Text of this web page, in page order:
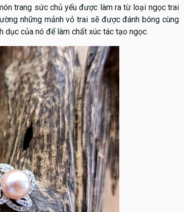
trang sức chủ yếu được làm ra từ loại ngọc trai
những mảnh vỏ trai sẽ được đánh bóng cùng
dục của nó để làm chất xúc tác tạo ngọc.